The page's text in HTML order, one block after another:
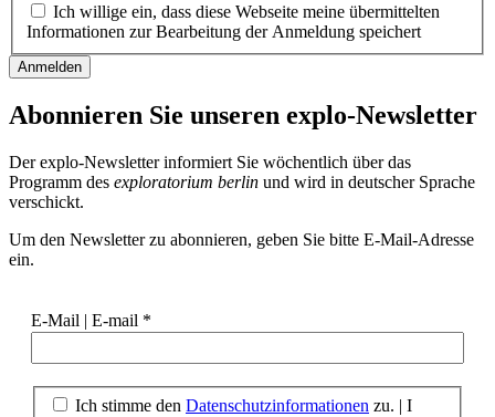
Ich willige ein, dass diese Webseite meine übermittelten
Informationen zur Bearbeitung der Anmeldung speichert
Abonnieren Sie unseren explo-Newsletter
Der explo-Newsletter informiert Sie wöchentlich über das
Programm des exploratorium berlin und wird in deutscher Sprache
verschickt.
Um den Newsletter zu abonnieren, geben Sie bitte E-Mail-Adresse
ein.
E-Mail | E-mail *
Ich stimme den Datenschutzinformationen zu. | I